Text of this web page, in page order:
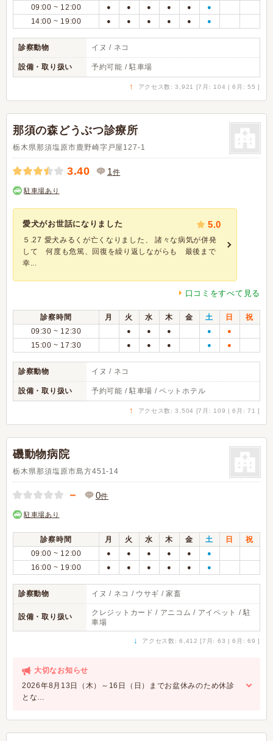
09:00 ~ 12:00 ● ● ● ● ● ●
14:00 ~ 19:00 ● ● ● ● ● ●
診察動物 イヌ / ネコ
設備・取り扱い 予約可能 / 駐車場
↑ アクセス数: 3,921 [7月: 104 | 6月: 55 ]
那須の森どうぶつ診療所
栃木県那須塩原市鹿野崎字戸屋127-1
3.40 1件
駐車場あり
愛犬がお世話になりました 5.0
５.27 愛犬みるくが亡くなりました、 諸々な病気が併発
して 何度も危篤、回復を繰り返しながらも 最後まで
幸...
口コミをすべて見る
診察時間 月 火 水 木 金 土 日
祝
09:30 ~ 12:30
● ● ● ● ●
15:00 ~ 17:30 ● ● ● ● ●
診察動物 イヌ / ネコ
設備・取り扱い 予約可能 / 駐車場 / ペットホテル
↑ アクセス数: 3,504 [7月: 109 | 6月: 71 ]
磯動物病院
栃木県那須塩原市島方451-14
－ 0件
駐車場あり
診察時間 月 火 水 木 金 土 日
祝
09:00 ~ 12:00
● ● ● ● ● ●
16:00 ~ 19:00 ● ● ● ● ● ●
診察動物 イヌ / ネコ / ウサギ / 家畜
設備・取り扱い
クレジットカード / アニコム / アイペット / 駐
車場
↓ アクセス数: 6,412 [7月: 63 | 6月: 69 ]
大切なお知らせ
2026年8月13日（木）～16日（日）までお盆休みのため休診
とな…